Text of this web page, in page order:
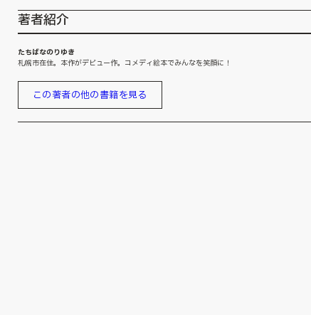
著者紹介
たちばなのりゆき
札幌市在住。本作がデビュー作。コメディ絵本でみんなを笑顔に！
この著者の他の書籍を見る